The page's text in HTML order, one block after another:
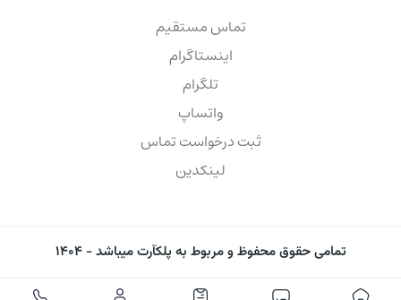
تماس مستقیم
اینستاگرام
تلگرام
واتساپ
ثبت درخواست تماس
لینکدین
تمامی حقوق محفوظ و مربوط به پلکآرت میباشد - ۱۴۰۴